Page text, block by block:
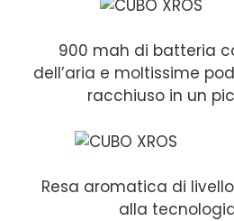
900 mah di batteria
dell’aria e moltissime
racchiuso in un
Resa aromatica di
alla